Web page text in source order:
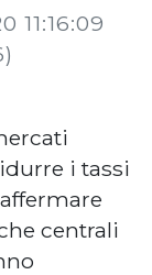
11:16:09
i tassi
centrali